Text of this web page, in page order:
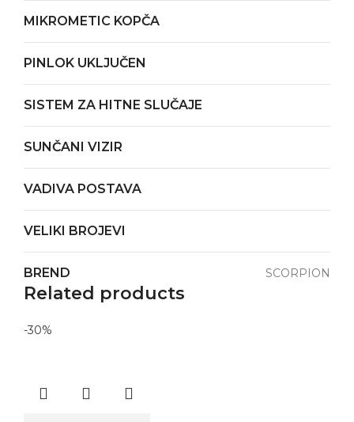
MIKROMETIC KOPČA
PINLOK UKLJUČEN
SISTEM ZA HITNE SLUČAJE
SUNČANI VIZIR
VADIVA POSTAVA
VELIKI BROJEVI
BREND SCORPION
Related products
-30%